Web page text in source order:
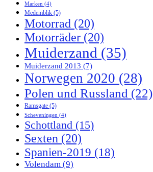
Marken (4)
Medemblik (5)
Motorrad (20)
Motorräder (20)
Muiderzand (35)
Muiderzand 2013 (7)
Norwegen 2020 (28)
Polen und Russland (22)
Ramsgate (5)
Scheveningen (4)
Schottland (15)
Sexten (20)
Spanien-2019 (18)
Volendam (9)